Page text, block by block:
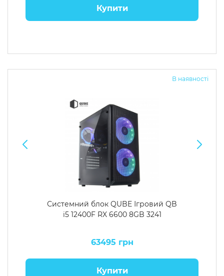
Купити
В наявності
Системний блок QUBE Ігровий QB
i5 12400F RX 6600 8GB 3241
63495 грн
Купити